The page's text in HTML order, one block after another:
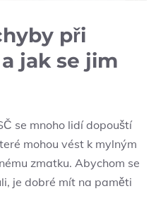
při
jak se jim
se mnoho lidí dopouští
mohou vést k mylným
zmatku. Abychom se
je dobré mít na paměti